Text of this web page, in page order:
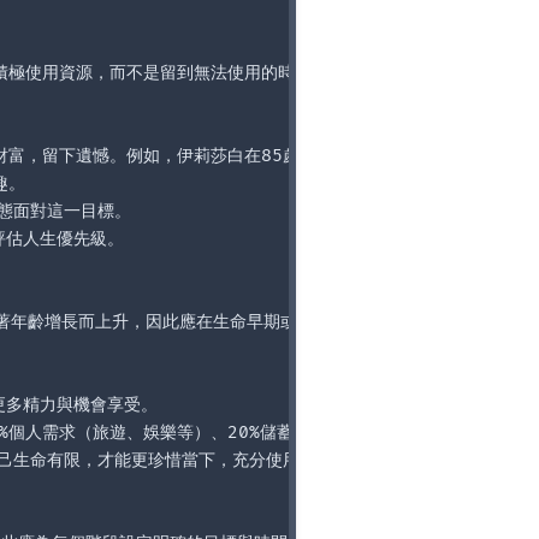
使用資源，而不是留到無法使用的時候。
，留下遺憾。例如，伊莉莎白在85歲去世時仍留有13萬美元，這些
面對這一目標。
人生優先級。
長而上升，因此應在生命早期或中期使用財富，以獲得最大享受
精力與機會享受。
需求（旅遊、娛樂等）、20%儲蓄與償債，作為簡單有效的財務管
命有限，才能更珍惜當下，充分使用資源。